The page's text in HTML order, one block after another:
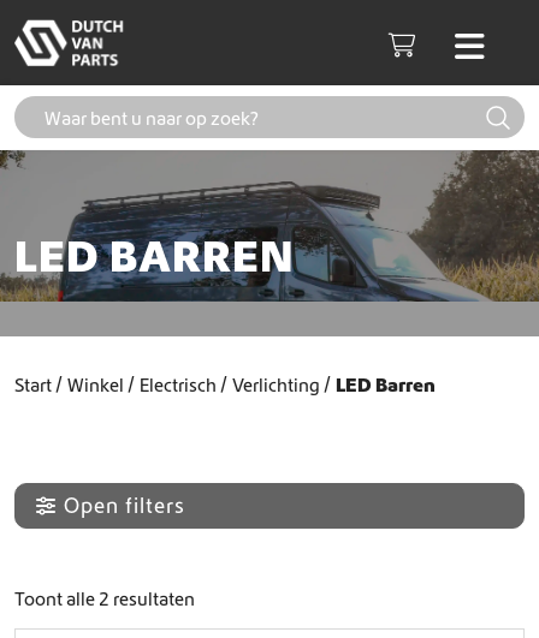
Cart
LED BARREN
Start Winkel Electrisch Verlichting LED Barren
Open filters
Toont alle 2 resultaten